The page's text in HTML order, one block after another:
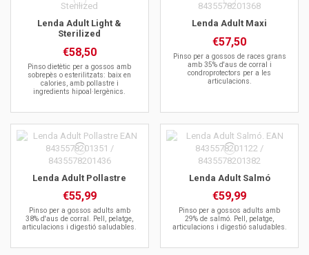
Lenda Adult Light &
Sterilized
€58,50
Pinso dietètic per a gossos amb
sobrepès o esterilitzats: baix en
calories, amb pollastre i
ingredients hipoal·lergènics.
Lenda Adult Maxi
€57,50
Pinso per a gossos de races grans
amb 35% d'aus de corral i
condroprotectors per a les
articulacions.
Lenda Adult Pollastre
€55,99
Pinso per a gossos adults amb
38% d'aus de corral. Pell, pelatge,
articulacions i digestió saludables.
Lenda Adult Salmó
€59,99
Pinso per a gossos adults amb
29% de salmó. Pell, pelatge,
articulacions i digestió saludables.